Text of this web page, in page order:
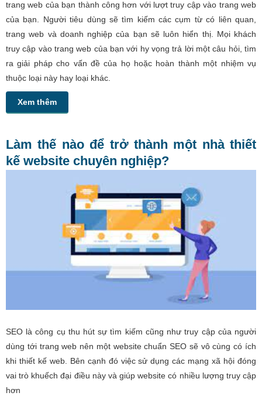
trang web của bạn thành công hơn với lượt truy cập vào trang web
của bạn. Người tiêu dùng sẽ tìm kiếm các cụm từ có liên quan,
trang web và doanh nghiệp của bạn sẽ luôn hiển thị. Mọi khách
truy cập vào trang web của bạn với hy vọng trả lời một câu hỏi, tìm
ra giải pháp cho vấn đề của họ hoặc hoàn thành một nhiệm vụ
thuộc loại này hay loại khác.
Xem thêm
Làm thế nào để trở thành một nhà thiết
kế website chuyên nghiệp?
SEO là công cụ thu hút sự tìm kiếm cũng như truy cập của người
dùng tới trang web nên một website chuẩn SEO sẽ vô cùng có ích
khi thiết kế web. Bên cạnh đó việc sử dụng các mạng xã hội đóng
vai trò khuếch đại điều này và giúp website có nhiều lượng truy cập
hơn